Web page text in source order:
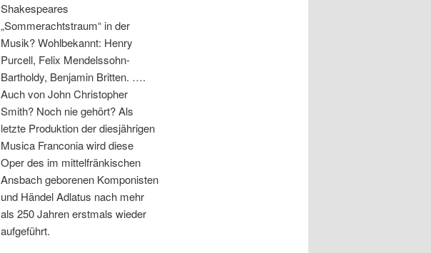
Shakespeares
„Sommerachtstraum“ in der
Musik? Wohlbekannt: Henry
Purcell, Felix Mendelssohn-
Bartholdy, Benjamin Britten. ….
Auch von John Christopher
Smith? Noch nie gehört? Als
letzte Produktion der diesjährigen
Musica Franconia wird diese
Oper des im mittelfränkischen
Ansbach geborenen Komponisten
und Händel Adlatus nach mehr
als 250 Jahren erstmals wieder
aufgeführt.